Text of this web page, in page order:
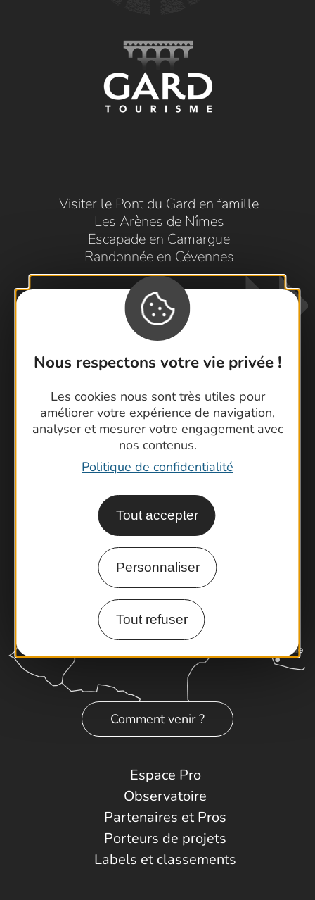
Nous respectons votre vie privée !
Les cookies nous sont très utiles pour
améliorer votre expérience de navigation,
analyser et mesurer votre engagement avec
nos contenus.
Politique de confidentialité
Tout accepter
Personnaliser
Tout refuser
Visiter le Pont du Gard en famille
Les Arènes de Nîmes
Escapade en Camargue
Randonnée en Cévennes
Contactez-nous !
Foire aux questions
Brochures
Cartoguides et Topoguides
Comment venir ?
Espace Pro
Observatoire
Partenaires et Pros
Porteurs de projets
Labels et classements